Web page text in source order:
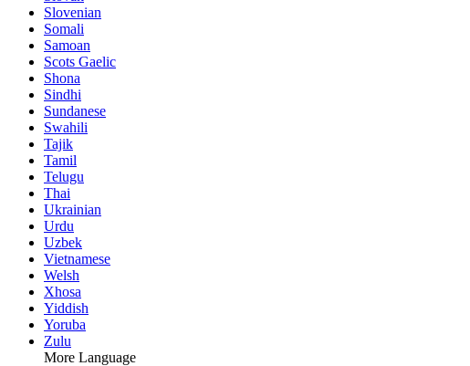
Slovenian
Somali
Samoan
Scots Gaelic
Shona
Sindhi
Sundanese
Swahili
Tajik
Tamil
Telugu
Thai
Ukrainian
Urdu
Uzbek
Vietnamese
Welsh
Xhosa
Yiddish
Yoruba
Zulu
More Language